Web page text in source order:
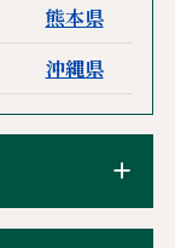
熊本県
沖縄県